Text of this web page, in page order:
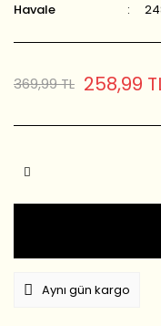
Havale
369,99 TL 258,99
Aynı gün kargo